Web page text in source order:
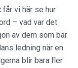
får vi här se hur
– vad var det
av dem som bär
ledning när en
blir bara fler